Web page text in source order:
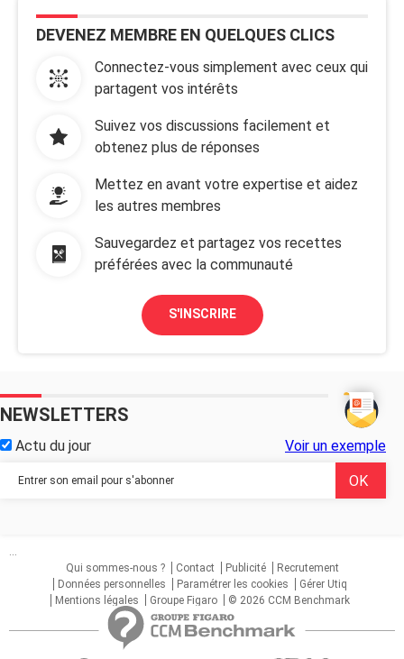
DEVENEZ MEMBRE EN QUELQUES CLICS
Connectez-vous simplement avec ceux qui
partagent vos intérêts
Suivez vos discussions facilement et
obtenez plus de réponses
Mettez en avant votre expertise et aidez
les autres membres
Sauvegardez et partagez vos recettes
préférées avec la communauté
S'INSCRIRE
NEWSLETTERS
Actu du jour Voir un exemple
...
Qui sommes-nous ?
Contact Publicité
Recrutement
Données personnelles
Paramétrer les cookies
Gérer Utiq
Mentions légales
Groupe Figaro © 2026 CCM Benchmark